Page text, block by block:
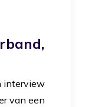
interview
van een